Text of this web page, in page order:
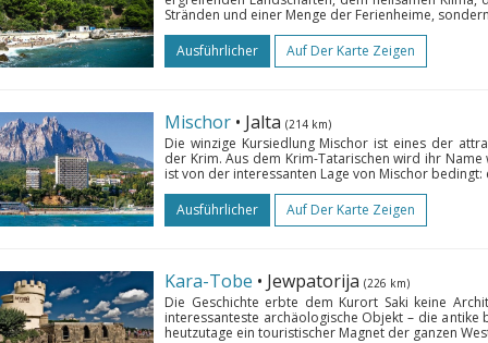
Stränden und einer Menge der Ferienheime,
Ausführlicher
Auf Der Karte Zeigen
Mischor • Jalta (214 km)
Die winzige Kursiedlung Mischor ist eines der
der Krim. Aus dem Krim-Tatarischen wird ihr
ist von der interessanten Lage von Mischor bedingt:
Ausführlicher
Auf Der Karte Zeigen
Kara-Tobe • Jewpatorija (226 km)
Die Geschichte erbte dem Kurort Saki keine
interessanteste archäologische Objekt – die antike
heutzutage ein touristischer Magnet der ganzen